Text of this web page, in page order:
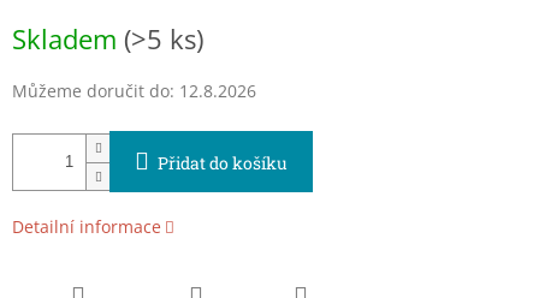
cena:
Skladem (>5 ks)
Můžeme doručit do: 12.8.2026
Přidat do košíku
Detailní informace